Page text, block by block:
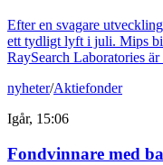
Efter en svagare
ett tydligt lyft i juli. Mips
RaySearch Laboratories
nyheter/Aktiefonder
Igår, 15:06
Fondvinnare med